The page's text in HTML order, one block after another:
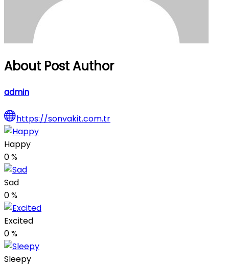
About Post Author
admin
https://sonvakit.com.tr
Happy
0%
Sad
0%
Excited
0%
Sleepy